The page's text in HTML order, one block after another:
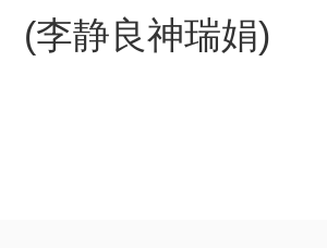
(李静良神瑞娟)